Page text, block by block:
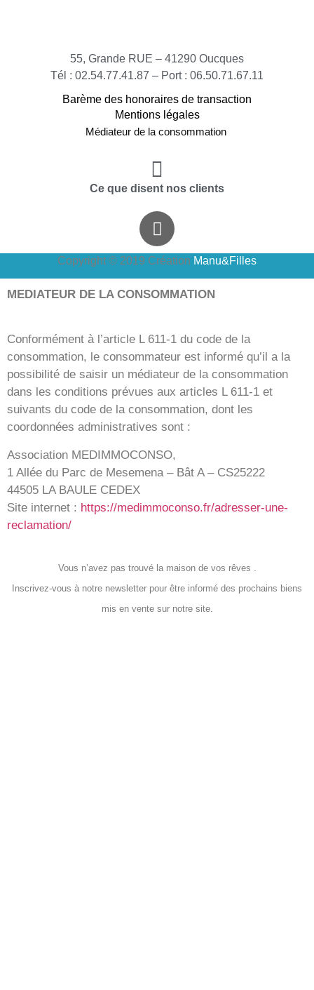
55, Grande RUE – 41290 Oucques
Tél : 02.54.77.41.87 – Port : 06.50.71.67.11
Barème des honoraires de transaction
Mentions légales
Médiateur de la consommation
Ce que disent nos clients
Copyright © 2019 Création Manu&Filles
MEDIATEUR DE LA CONSOMMATION
Conformément à l’article L 611-1 du code de la
consommation, le consommateur est informé qu’il a la
possibilité de saisir un médiateur de la consommation
dans les conditions prévues aux articles L 611-1 et
suivants du code de la consommation, dont les
coordonnées administratives sont :
Association MEDIMMOCONSO,
1 Allée du Parc de Mesemena – Bât A – CS25222
44505 LA BAULE CEDEX
Site internet : https://medimmoconso.fr/adresser-une-
reclamation/
Vous n’avez pas trouvé la maison de vos rêves .
Inscrivez-vous à notre newsletter pour être informé des prochains biens
mis en vente sur notre site.